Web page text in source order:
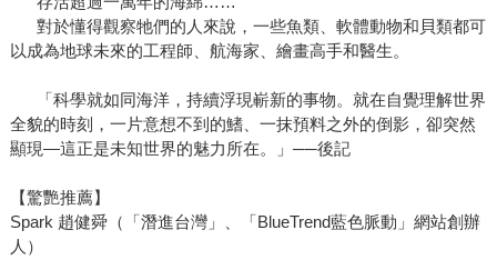
對於懂得觀察牠們的人來說，一些魚類、軟體動物和貝類都可
以成為地球未來的工程師、航海家、繪畫高手和醫生。
「科學就如同海洋，持續浮現嶄新的事物。就在自覺理解世界
全貌的時刻，一片意想不到的鰭、一抹預料之外的倒影，卻突然
顯現—這正是未知世界的魅力所在。」──後記
【驚艷推薦】
Spark 趙健舜（「潛進台灣」、「BlueTrend藍色脈動」網站創辦
人）